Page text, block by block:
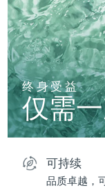
终身受益
仅需
可持续
品质卓越，